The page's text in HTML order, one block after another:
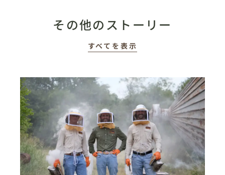
その他のストーリー
すべてを表示